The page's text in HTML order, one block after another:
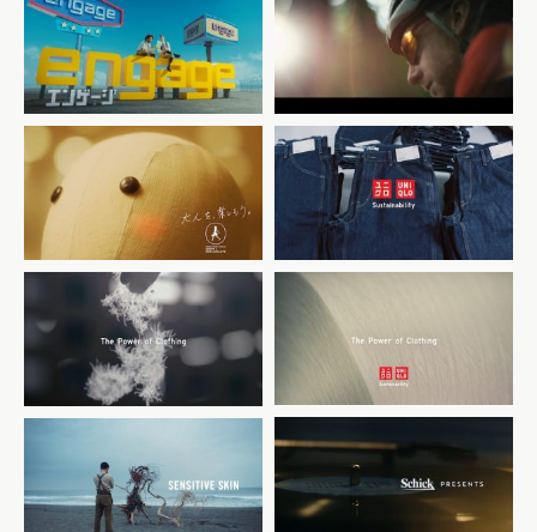
エン・ジャパン
新サービス「engage」
日本政府観光局(JNTO)
「Wanderlust Explorer
× Tohoku, Japan
FEATURING Alastair
Humphreys」
グランフロント大阪 ショップ
&レストラン
「マネキンも憧れる場所」
UNIQLO
サステナビリティ 「DENIM
2019」
UNIQLO
サステナビリティ 「DOWN
2019」
UNIQLO
サステナビリティ 「SWEAT
Schick 極める人に選ばれ
シック ハイドロ カスタム コ
ンフォート
「ヴァイオリニスト」篇
シック ハイドロ カスタム コ
ンフォート
「華道家」篇